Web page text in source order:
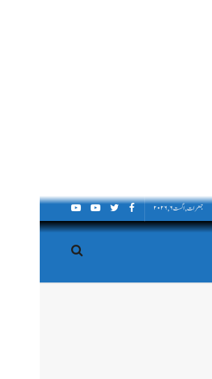
جمعرات, اگست ۶, ۲۰۲۶